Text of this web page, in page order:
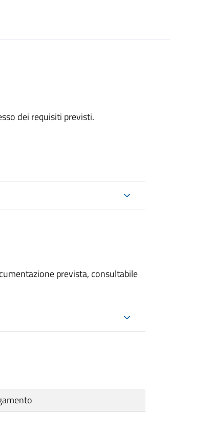
dei requisiti previsti.
prevista, consultabile